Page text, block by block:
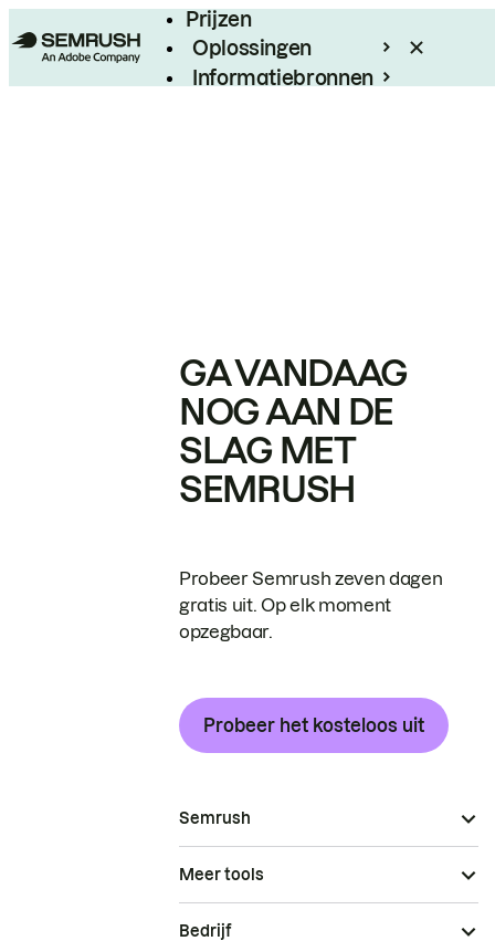
Prijzen
Oplossingen
Informatiebronnen
GA VANDAAG
NOG AAN DE
SLAG MET
SEMRUSH
Probeer Semrush zeven dagen
gratis uit. Op elk moment
opzegbaar.
Probeer het kosteloos uit
Semrush
Meer tools
Bedrijf